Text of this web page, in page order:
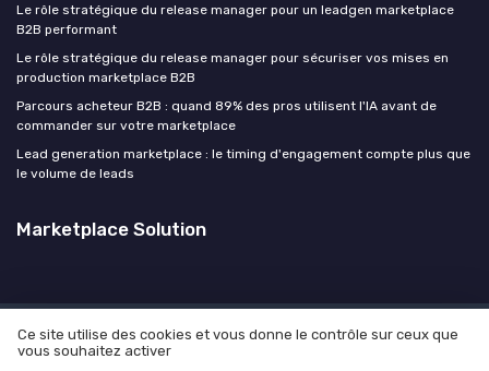
Le rôle stratégique du release manager pour un leadgen marketplace
B2B performant
Le rôle stratégique du release manager pour sécuriser vos mises en
production marketplace B2B
Parcours acheteur B2B : quand 89% des pros utilisent l'IA avant de
commander sur votre marketplace
Lead generation marketplace : le timing d'engagement compte plus que
le volume de leads
Marketplace Solution
Mentions légales Politique de confidentialité
Culture
Manifesto
Carrière
Ce site utilise des cookies et vous donne le contrôle sur ceux que
vous souhaitez activer